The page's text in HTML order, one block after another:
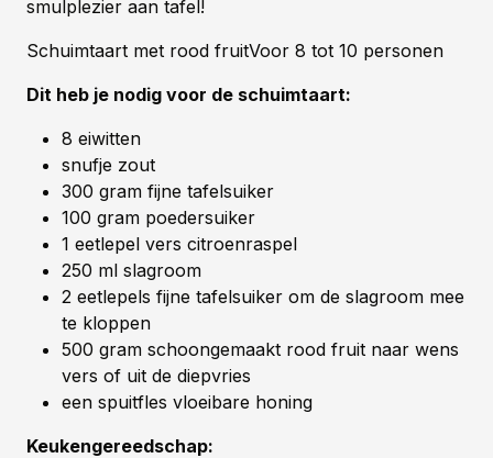
smulplezier aan tafel!
Schuimtaart met rood fruitVoor 8 tot 10 personen
Dit heb je nodig voor de schuimtaart:
8 eiwitten
snufje zout
300 gram fijne tafelsuiker
100 gram poedersuiker
1 eetlepel vers citroenraspel
250 ml slagroom
2 eetlepels fijne tafelsuiker om de slagroom mee
te kloppen
500 gram schoongemaakt rood fruit naar wens
vers of uit de diepvries
een spuitfles vloeibare honing
Keukengereedschap: